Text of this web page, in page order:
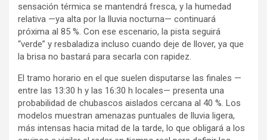
sensación térmica se mantendrá fresca, y la humedad
relativa —ya alta por la lluvia nocturna— continuará
próxima al 85 %. Con ese escenario, la pista seguirá
“verde” y resbaladiza incluso cuando deje de llover, ya que
la brisa no bastará para secarla con rapidez.
El tramo horario en el que suelen disputarse las finales —
entre las 13:30 h y las 16:30 h locales— presenta una
probabilidad de chubascos aislados cercana al 40 %. Los
modelos muestran amenazas puntuales de lluvia ligera,
más intensas hacia mitad de la tarde, lo que obligará a los